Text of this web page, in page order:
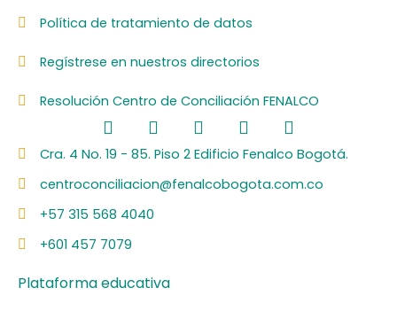
Política de tratamiento de datos
Regístrese en nuestros directorios
Resolución Centro de Conciliación FENALCO
F
a
c
e
b
o
o
k
L
i
n
e
d
i
I
n
s
t
a
Y
o
u
u
S
p
o
i
Cra. 4 No. 19 - 85. Piso 2 Edificio Fenalco Bogotá.
centroconciliacion@fenalcobogota.com.co
+57 315 568 4040
+601 457 7079
Plataforma educativa